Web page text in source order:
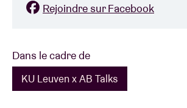
Dans le cadre de
KU Leuven x AB Talks
Rejoindre sur Facebook